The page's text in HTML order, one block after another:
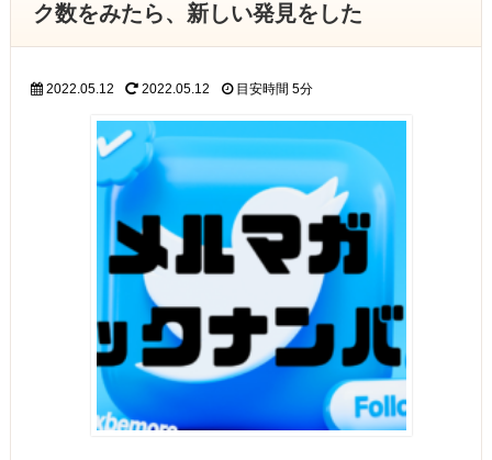
ク数をみたら、新しい発見をした
2022.05.12 2022.05.12 目安時間 5分